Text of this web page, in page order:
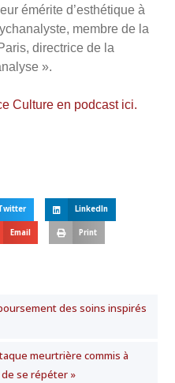
émérite d’esthétique à
membre de la
directrice de la
».
Culture en podcast ici.
LinkedIn
Email Print
des soins inspirés
meurtrière commis à
se répéter »